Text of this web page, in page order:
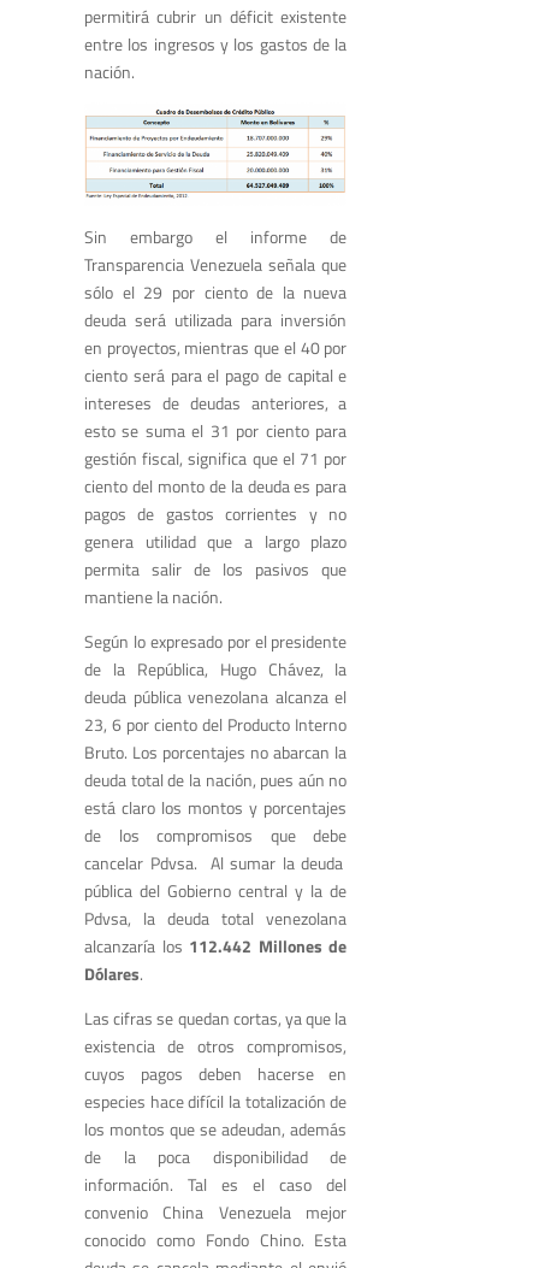
permitirá cubrir un déficit existente
entre los ingresos y los gastos de la
nación.
Sin embargo el informe de
Transparencia Venezuela señala que
sólo el 29 por ciento de la nueva
deuda será utilizada para inversión
en proyectos, mientras que el 40 por
ciento será para el pago de capital e
intereses de deudas anteriores, a
esto se suma el 31 por ciento para
gestión fiscal, significa que el 71 por
ciento del monto de la deuda es para
pagos de gastos corrientes y no
genera utilidad que a largo plazo
permita salir de los pasivos que
mantiene la nación.
Según lo expresado por el presidente
de la República, Hugo Chávez, la
deuda pública venezolana alcanza el
23, 6 por ciento del Producto Interno
Bruto. Los porcentajes no abarcan la
deuda total de la nación, pues aún no
está claro los montos y porcentajes
de los compromisos que debe
cancelar Pdvsa. Al sumar la deuda
pública del Gobierno central y la de
Pdvsa, la deuda total venezolana
alcanzaría los 112.442 Millones de
Dólares.
Las cifras se quedan cortas, ya que la
existencia de otros compromisos,
cuyos pagos deben hacerse en
especies hace difícil la totalización de
los montos que se adeudan, además
de la poca disponibilidad de
información. Tal es el caso del
convenio China Venezuela mejor
conocido como Fondo Chino. Esta